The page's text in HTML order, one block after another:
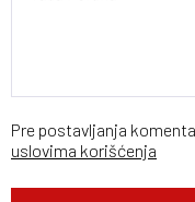
Pre postavljanja
uslovima korišćenja